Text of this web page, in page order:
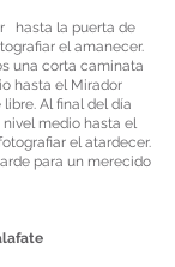
hasta la puerta de
el amanecer.
una corta caminata
hasta el Mirador
Al final del día
medio hasta el
el atardecer.
para un merecido